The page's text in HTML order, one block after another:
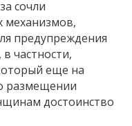
сочли
механизмов,
предупреждения
частности,
еще на
размещении
достоинство